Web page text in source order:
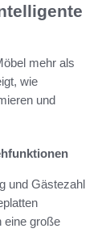
mehr als
wie
und
und Gästezahl
eine große